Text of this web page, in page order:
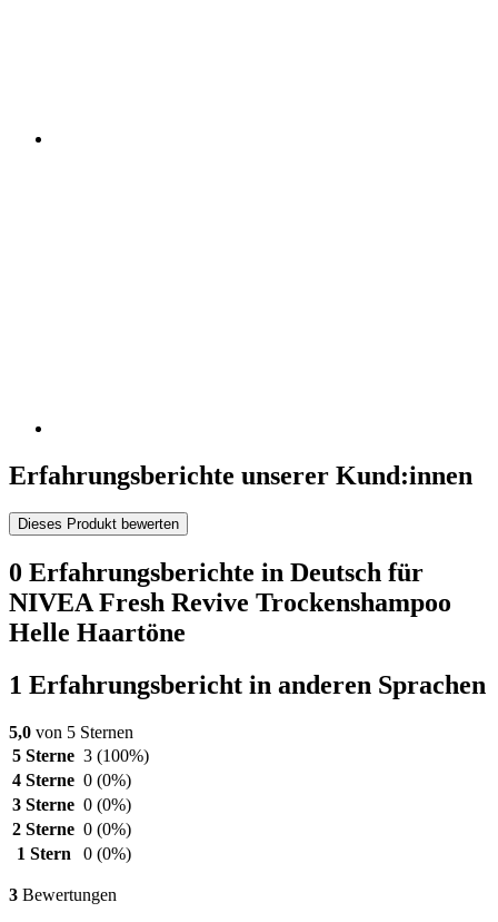
Erfahrungsberichte unserer Kund:innen
Dieses Produkt bewerten
0 Erfahrungsberichte in Deutsch für
NIVEA Fresh Revive Trockenshampoo
Helle Haartöne
1 Erfahrungsbericht in anderen Sprachen
5,0 von 5 Sternen
5 Sterne 3 (100%)
4 Sterne 0 (0%)
3 Sterne 0 (0%)
2 Sterne 0 (0%)
1 Stern
0 (0%)
3 Bewertungen